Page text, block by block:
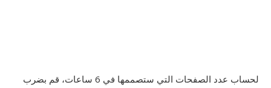
لحساب عدد الصفحات التي ستصممها في 6 ساعات، قم بضرب